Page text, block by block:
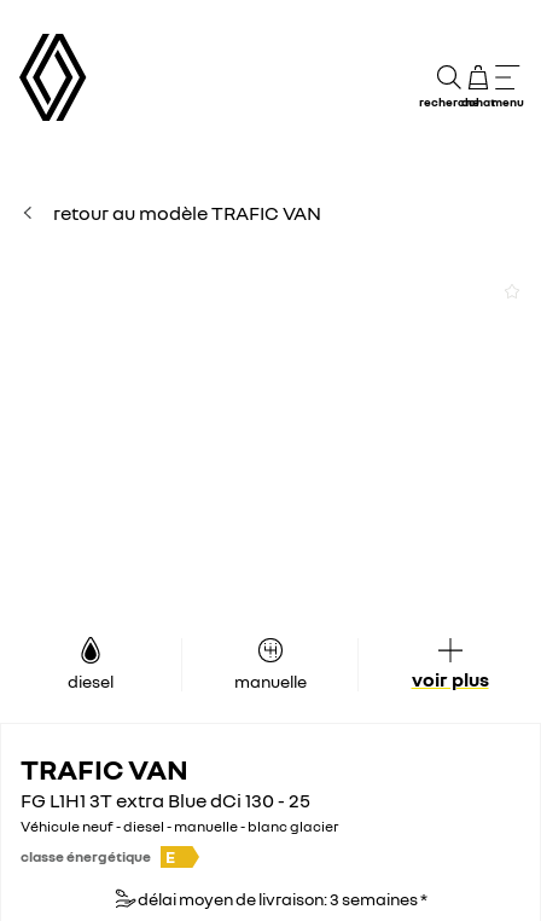
rechercheachatmenu
retour au modèle TRAFIC VAN
diesel manuelle voir plus
TRAFIC VAN
FG L1H1 3T extra Blue dCi 130 - 25
Véhicule neuf - diesel - manuelle - blanc glacier
classe énergétique
E
délai moyen de livraison: 3 semaines *